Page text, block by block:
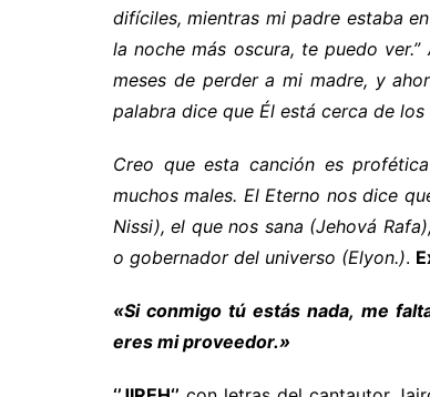
difíciles, mientras mi padre estaba
la noche más oscura, te puedo
meses de perder a mi madre, y
palabra dice que Él está cerca de
Creo que esta canción es
muchos males. El Eterno nos dice
Nissi), el que nos sana (Jehová
o gobernador del universo (Elyon.).
«Si conmigo tú estás nada, me
eres mi proveedor.»